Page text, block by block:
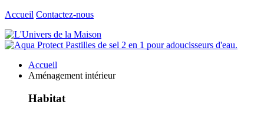
Accueil Contactez-nous
Accueil
Aménagement intérieur
Habitat